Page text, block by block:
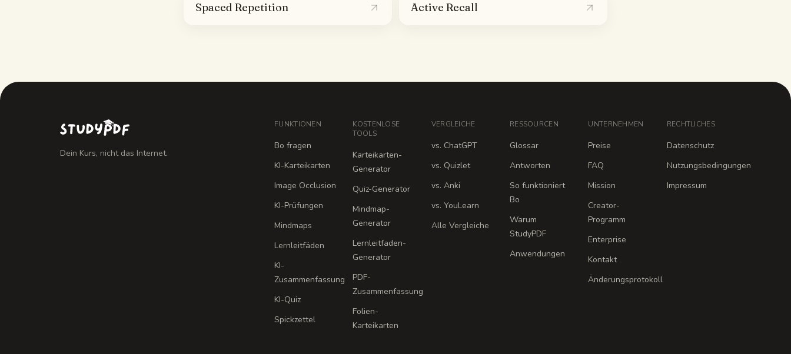
Spaced Repetition Active Recall
Dein Kurs, nicht das Internet.
FUNKTIONEN
Bo fragen
KI-Karteikarten
Image Occlusion
KI-Prüfungen
Mindmaps
Lernleitfäden
KI-
Zusammenfassung
KI-Quiz
Spickzettel
KOSTENLOSE
TOOLS
Karteikarten-
Generator
Quiz-Generator
Mindmap-
Generator
Lernleitfaden-
Generator
PDF-
Zusammenfassung
Folien-
Karteikarten
VERGLEICHE
vs. ChatGPT
vs. Quizlet
vs. Anki
vs. YouLearn
Alle Vergleiche
RESSOURCEN
Glossar
Antworten
So funktioniert
Bo
Warum
StudyPDF
Anwendungen
UNTERNEHMEN
Preise
FAQ
Mission
Creator-
Programm
Enterprise
Kontakt
Änderungsprotokoll
RECHTLICHES
Datenschutz
Nutzungsbedingungen
Impressum